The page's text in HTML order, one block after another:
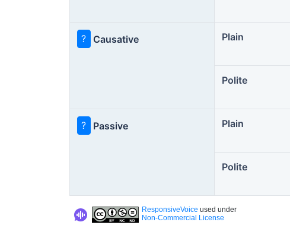
? Causative Plain
Polite
? Passive Plain
Polite
ResponsiveVoice used under
Non-Commercial License